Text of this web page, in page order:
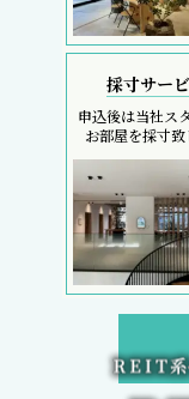
採寸サー
申込後は当社ス
お部屋を採寸致